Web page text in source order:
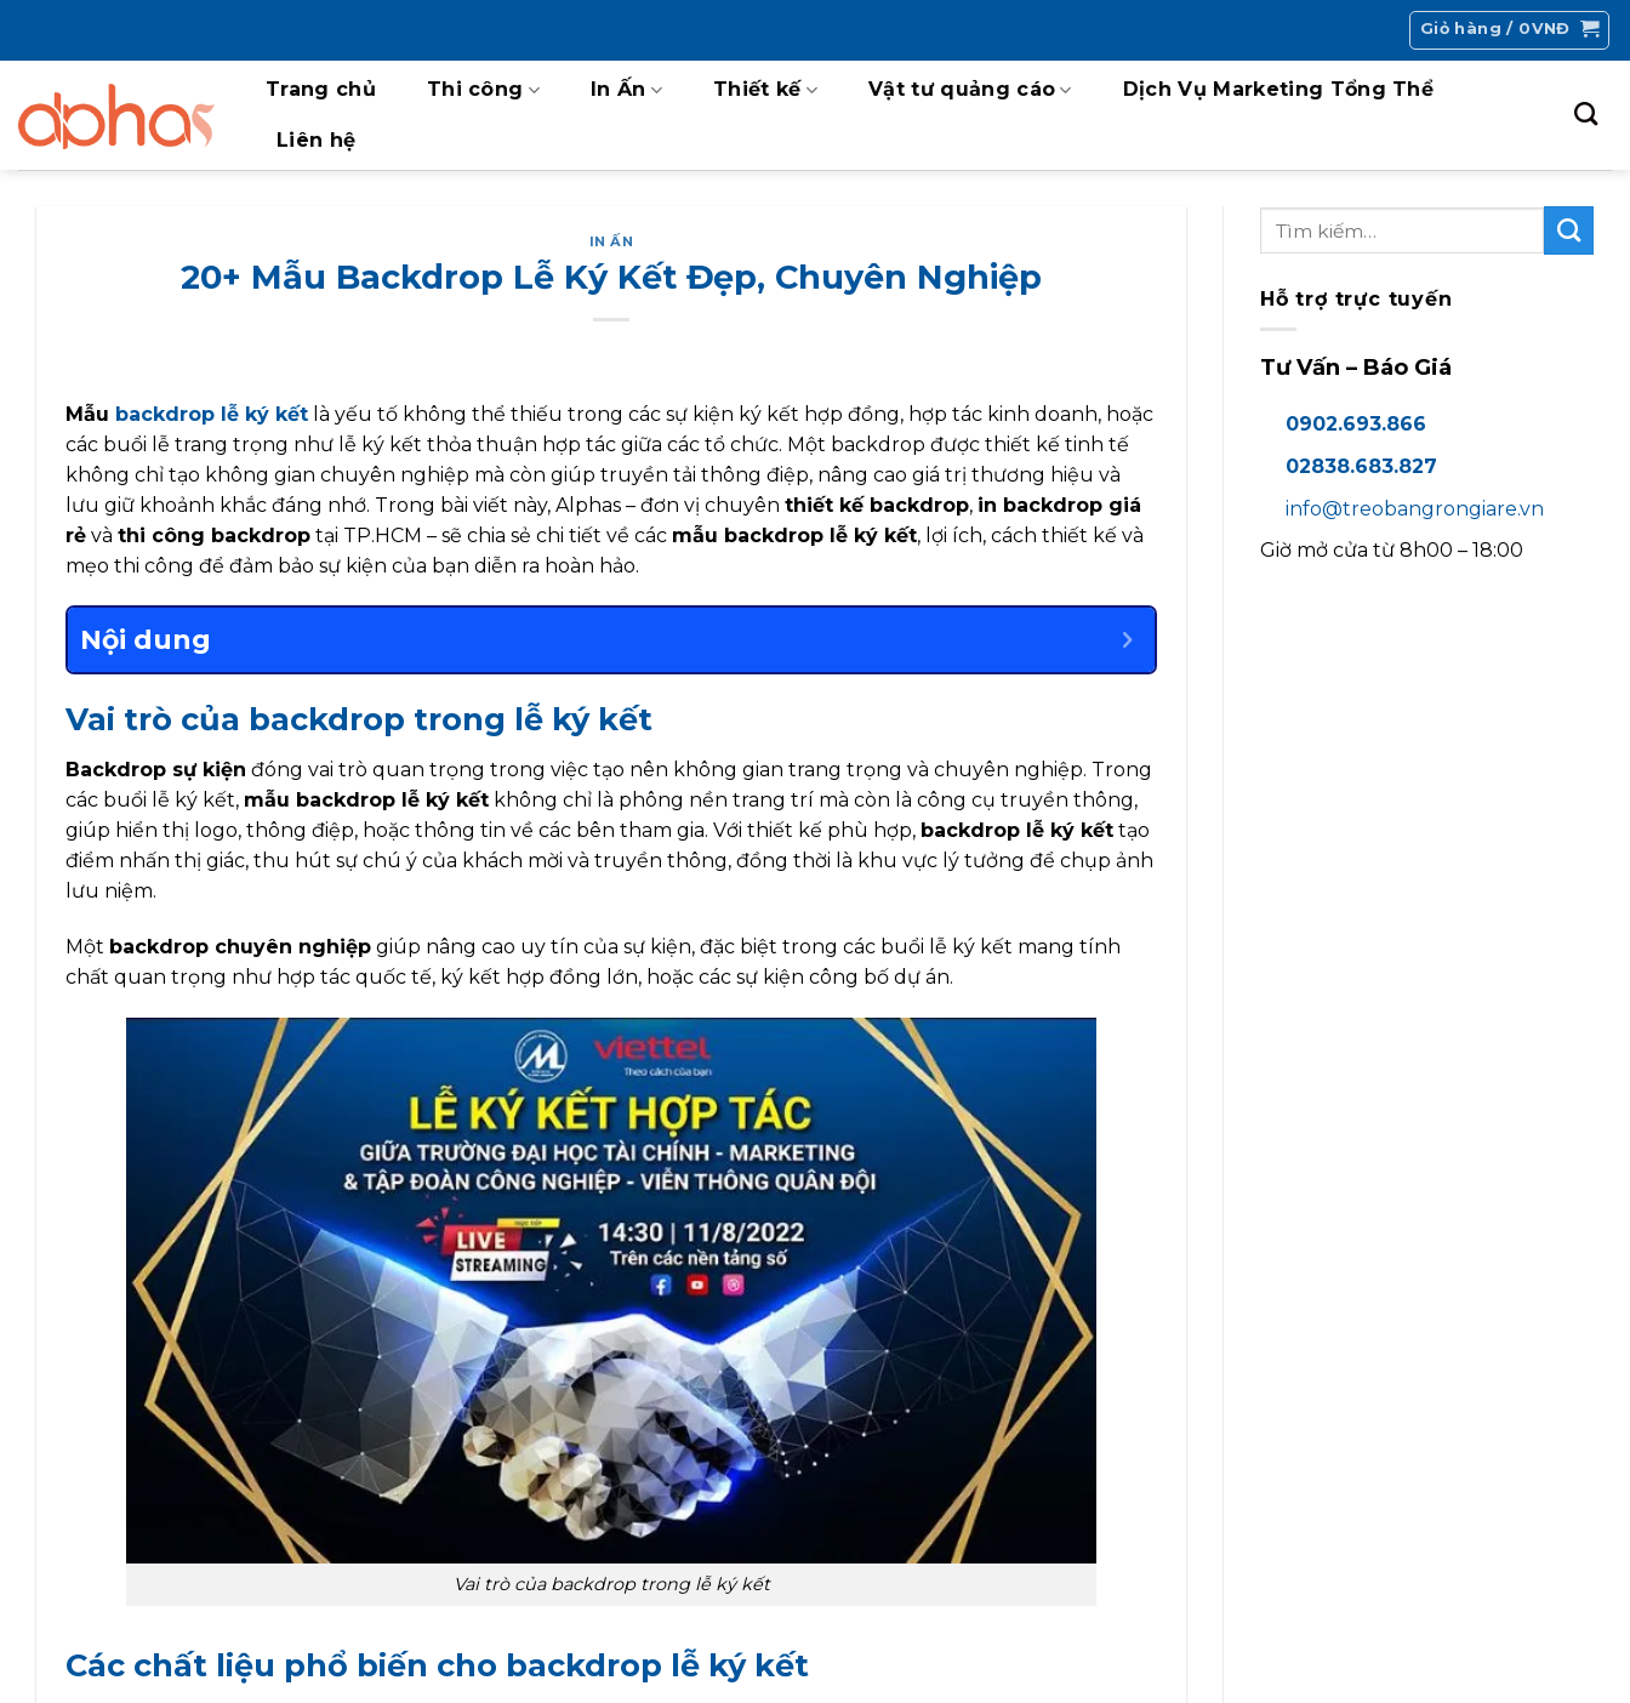
dung
Giỏ hàng / 0VNĐ
Trang chủ Thi công In Ấn Thiết kế Vật tư quảng cáo Dịch Vụ Marketing Tổng Thể
Liên hệ
IN ẤN
20+ Mẫu Backdrop Lễ Ký Kết Đẹp, Chuyên Nghiệp
Mẫu backdrop lễ ký kết là yếu tố không thể thiếu trong các sự kiện ký kết hợp đồng, hợp tác kinh doanh, hoặc
các buổi lễ trang trọng như lễ ký kết thỏa thuận hợp tác giữa các tổ chức. Một backdrop được thiết kế tinh tế
không chỉ tạo không gian chuyên nghiệp mà còn giúp truyền tải thông điệp, nâng cao giá trị thương hiệu và
lưu giữ khoảnh khắc đáng nhớ. Trong bài viết này, Alphas – đơn vị chuyên thiết kế backdrop, in backdrop giá
rẻ và thi công backdrop tại TP.HCM – sẽ chia sẻ chi tiết về các mẫu backdrop lễ ký kết, lợi ích, cách thiết kế và
mẹo thi công để đảm bảo sự kiện của bạn diễn ra hoàn hảo.
Nội dung
Vai trò của backdrop trong lễ ký kết
Backdrop sự kiện đóng vai trò quan trọng trong việc tạo nên không gian trang trọng và chuyên nghiệp. Trong
các buổi lễ ký kết, mẫu backdrop lễ ký kết không chỉ là phông nền trang trí mà còn là công cụ truyền thông,
giúp hiển thị logo, thông điệp, hoặc thông tin về các bên tham gia. Với thiết kế phù hợp, backdrop lễ ký kết tạo
điểm nhấn thị giác, thu hút sự chú ý của khách mời và truyền thông, đồng thời là khu vực lý tưởng để chụp ảnh
lưu niệm.
Một backdrop chuyên nghiệp giúp nâng cao uy tín của sự kiện, đặc biệt trong các buổi lễ ký kết mang tính
chất quan trọng như hợp tác quốc tế, ký kết hợp đồng lớn, hoặc các sự kiện công bố dự án.
Vai trò của backdrop trong lễ ký kết
Các chất liệu phổ biến cho backdrop lễ ký kết
Hỗ trợ trực tuyến
Tư Vấn – Báo Giá
0902.693.866
02838.683.827
info@treobangrongiare.vn
Giờ mở cửa từ 8h00 – 18:00